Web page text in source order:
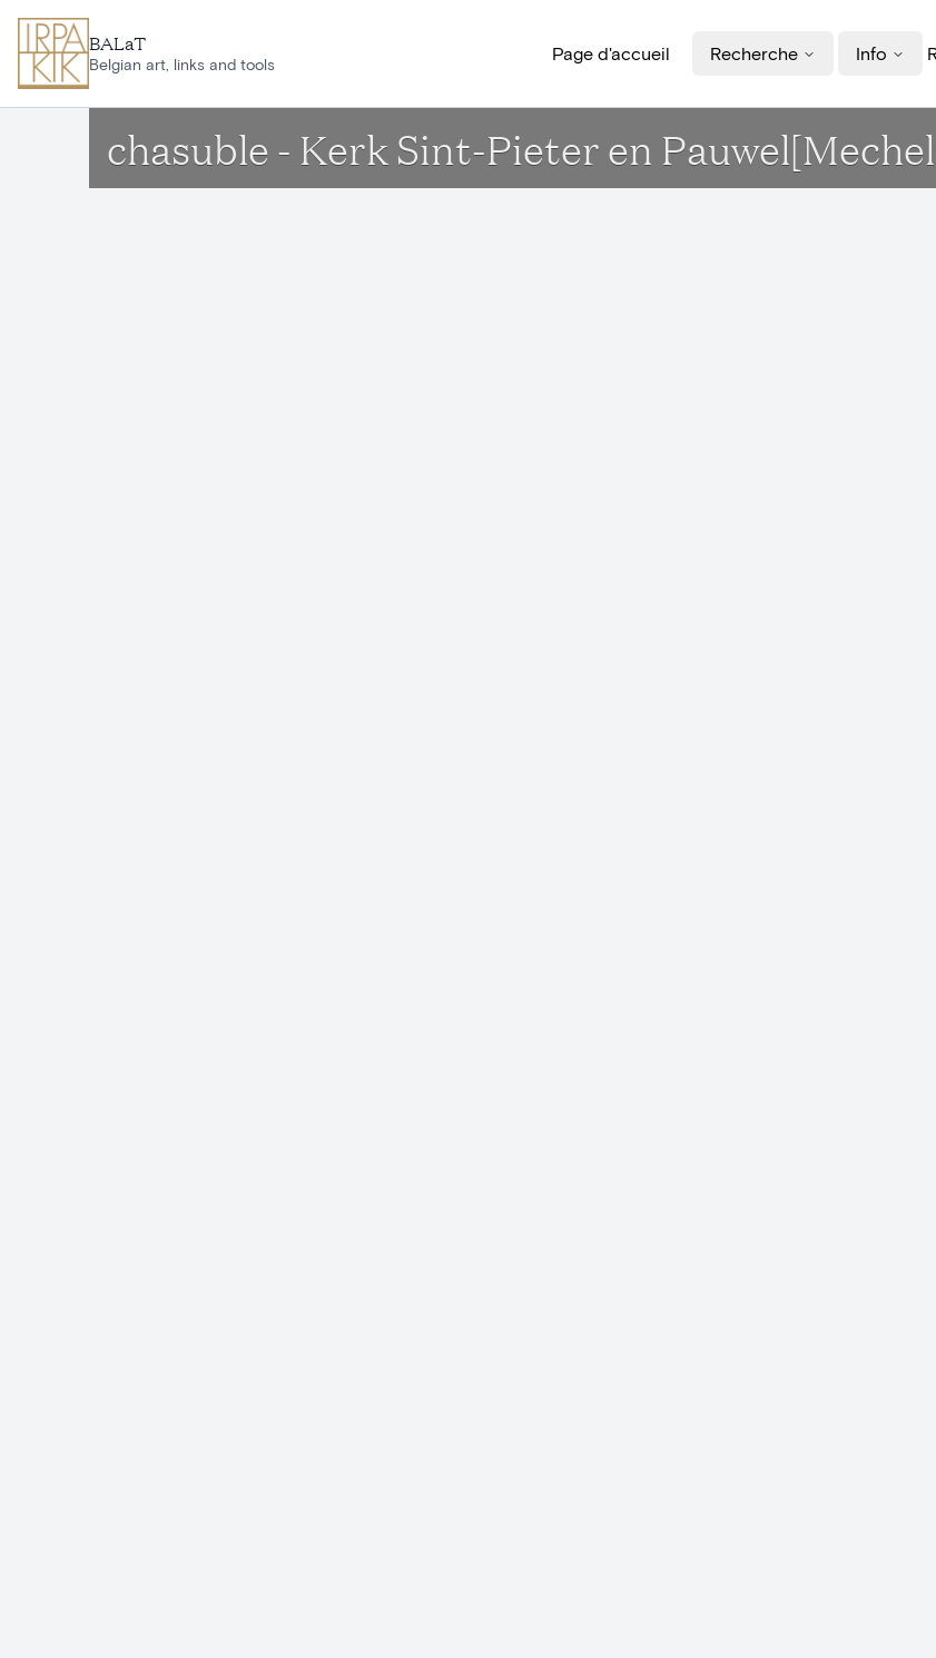
BALaT
Belgian art, links and tools
Page d'accueil Recherche Info
chasuble - Kerk Sint-Pieter en